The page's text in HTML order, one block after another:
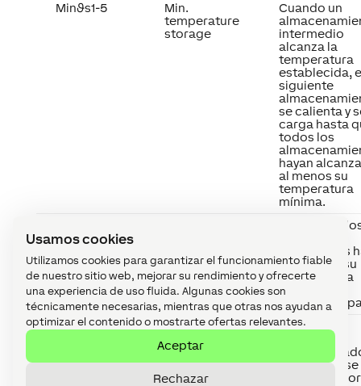
Usamos cookies
Utilizamos cookies para garantizar el funcionamiento fiable
de nuestro sitio web, mejorar su rendimiento y ofrecerte
una experiencia de uso fluida. Algunas cookies son
técnicamente necesarias, mientras que otras nos ayudan a
optimizar el contenido o mostrarte ofertas relevantes.
Aceptar
Rechazar
Minϑs1-5
Min.
temperature
storage
Cuando un
intermedio
alcanza la
temperatura
establecida,
siguiente
se calienta y
carga hasta
todos los
hayan
al menos su
temperatura
mínima.
Cuando
intermedios
alcanzado su
temperatura
máxima, la
bomba se
ϑHs
Temperature
heating
surplus
Este valor
determina
cuántos
debe alejarse
última